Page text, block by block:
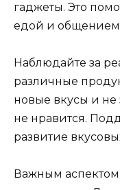
гаджеты. Это
едой и
Наблюдайте за
различные
новые вкусы и не
не нравится.
развитие
Важным аспектом